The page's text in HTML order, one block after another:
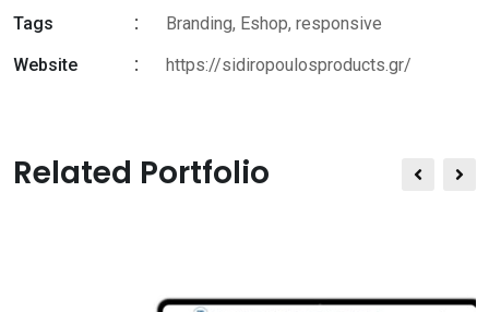
Tags
Branding, Eshop, responsive
Website
https://sidiropoulosproducts.gr/
Related Portfolio